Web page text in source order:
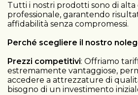
Tutti i nostri prodotti sono di alta
professionale, garantendo
affidabilità senza compromessi.
Perché scegliere il nostro
Prezzi competitivi: Offriamo
estremamente vantaggiose,
accedere a attrezzature di
bisogno di un investimento